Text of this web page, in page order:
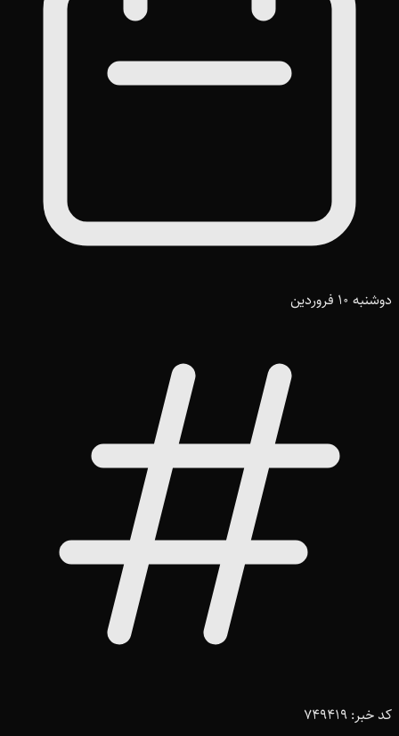
دوشنبه 10 فروردین
کد خبر: 749419